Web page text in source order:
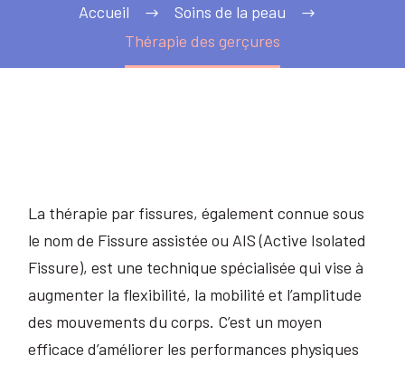
Accueil
Soins de la peau
Thérapie des gerçures
La thérapie par fissures, également connue sous
le nom de Fissure assistée ou AIS (Active Isolated
Fissure), est une technique spécialisée qui vise à
augmenter la flexibilité, la mobilité et l’amplitude
des mouvements du corps. C’est un moyen
efficace d’améliorer les performances physiques